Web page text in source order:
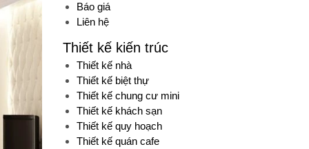
Báo giá
Liên hệ
Thiết kế kiến trúc
Thiết kế nhà
Thiết kế biệt thự
Thiết kế chung cư mini
Thiết kế khách sạn
Thiết kế quy hoạch
Thiết kế quán cafe